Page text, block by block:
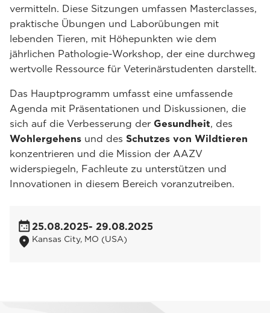
vermitteln. Diese Sitzungen umfassen Masterclasses,
praktische Übungen und Laborübungen mit
lebenden Tieren, mit Höhepunkten wie dem
jährlichen Pathologie-Workshop, der eine durchweg
wertvolle Ressource für Veterinärstudenten darstellt.
Das Hauptprogramm umfasst eine umfassende
Agenda mit Präsentationen und Diskussionen, die
sich auf die Verbesserung der Gesundheit, des
Wohlergehens und des Schutzes von Wildtieren
konzentrieren und die Mission der AAZV
widerspiegeln, Fachleute zu unterstützen und
Innovationen in diesem Bereich voranzutreiben.
25.08.2025- 29.08.2025
Kansas City, MO (USA)